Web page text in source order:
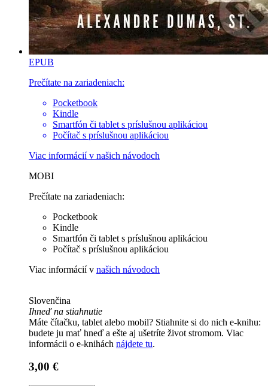
EPUB
Prečítate na zariadeniach:
Pocketbook
Kindle
Smartfón či tablet s príslušnou aplikáciou
Počítač s príslušnou aplikáciou
Viac informácií v našich návodoch
MOBI
Prečítate na zariadeniach:
Pocketbook
Kindle
Smartfón či tablet s príslušnou aplikáciou
Počítač s príslušnou aplikáciou
Viac informácií v našich návodoch
Slovenčina
Ihneď na stiahnutie
Máte čítačku, tablet alebo mobil? Stiahnite si do nich e-knihu:
budete ju mať hneď a ešte aj ušetríte život stromom. Viac
informácii o e-knihách nájdete tu.
3,00 €